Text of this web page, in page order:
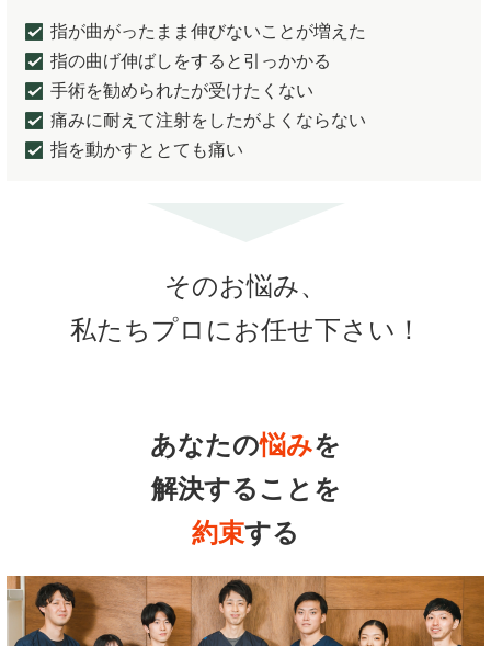
指が曲がったまま伸びないことが増えた
指の曲げ伸ばしをすると引っかかる
手術を勧められたが受けたくない
痛みに耐えて注射をしたがよくならない
指を動かすととても痛い
そのお悩み、
私たちプロにお任せ下さい！
あなたの悩みを
解決することを
約束する